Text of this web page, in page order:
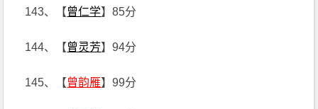
143、【曾仁学】85分
144、【曾灵芳】94分
145、【曾韵雁】99分